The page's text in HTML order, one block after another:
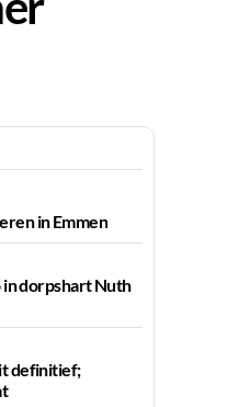
in Emmen
in dorpshart Nuth
definitief;